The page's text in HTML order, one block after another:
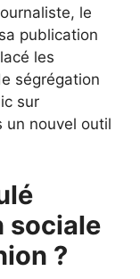
le
publication
les
ségrégation
sur
un nouvel outil
sociale
?